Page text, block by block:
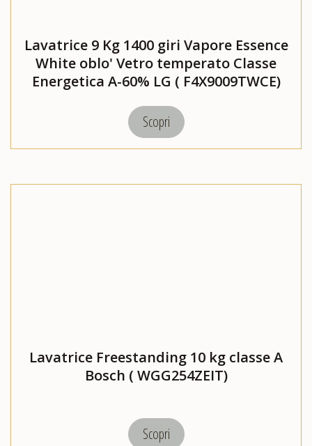
Lavatrice 9 Kg 1400 giri Vapore Essence
White oblo' Vetro temperato Classe
Energetica A-60% LG ( F4X9009TWCE)
Scopri
Lavatrice Freestanding 10 kg classe A
Bosch ( WGG254ZEIT)
Scopri